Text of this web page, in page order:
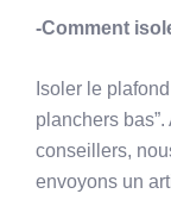
-Comment
Isoler le
planchers
conseillers,
envoyons un